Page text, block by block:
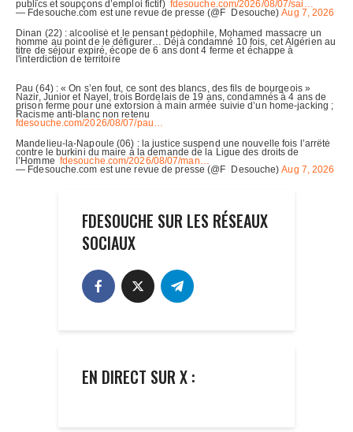
FDESOUCHE SUR LES RÉSEAUX
SOCIAUX
EN DIRECT SUR X :